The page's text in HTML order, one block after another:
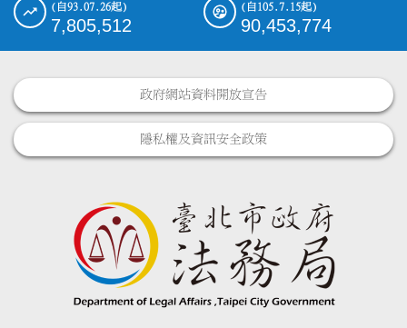
(自93.07.26起)
7,805,512
(自105.7.15起)
90,453,774
政府網站資料開放宣告
隱私權及資訊安全政策